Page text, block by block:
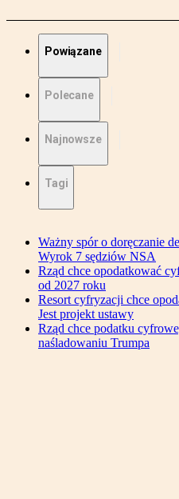
Powiązane
Polecane
Najnowsze
Tagi
Ważny spór o doręczanie
Wyrok 7 sędziów NSA
Rząd chce opodatkować
od 2027 roku
Resort cyfryzacji chce
Jest projekt ustawy
Rząd chce podatku
naśladowaniu Trumpa